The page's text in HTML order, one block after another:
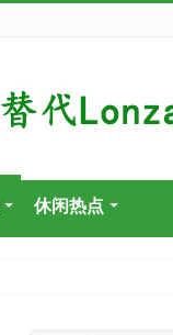
休闲热点